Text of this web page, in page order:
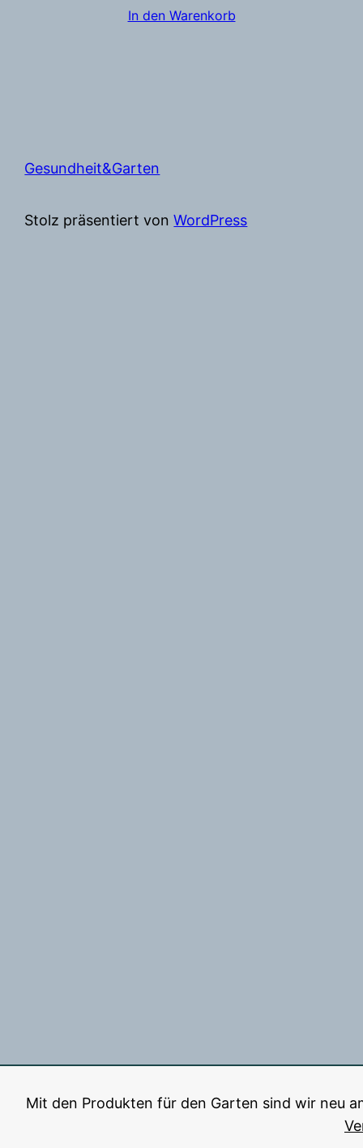
Mit den Produkten für den Garten sind wir neu
In den Warenkorb
Gesundheit&Garten
Stolz präsentiert vonWordPress